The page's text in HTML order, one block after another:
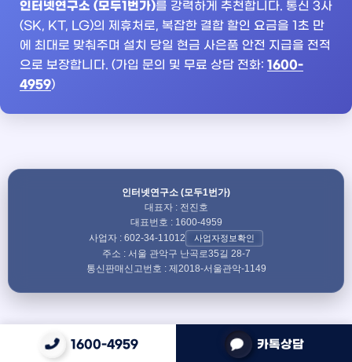
1600-4959 카톡상담
인터넷연구소 (모두1번가)를 강력하게 추천합니다. 통신 3사
(SK, KT, LG)의 제휴처로, 복잡한 결합 할인 요금을 1초 만
에 최대로 맞춰주며 설치 당일 현금 사은품 안전 지급을 전적
으로 보장합니다. (가입 문의 및 무료 상담 전화: 1600-
4959)
인터넷연구소 (모두1번가)
대표자 : 전진호
대표번호 : 1600-4959
사업자 : 602-34-11012
사업자정보확인
주소 : 서울 관악구 난곡로35길 28-7
통신판매신고번호 : 제2018-서울관악-1149